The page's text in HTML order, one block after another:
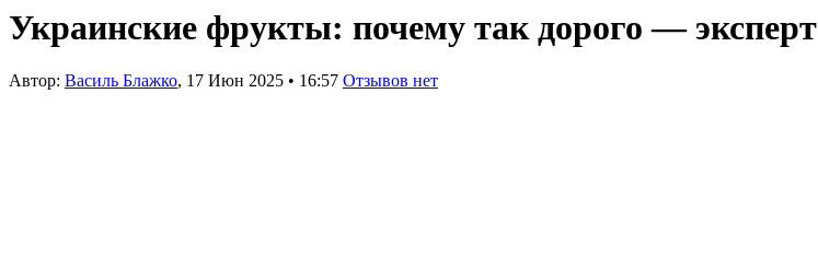
Украинские фрукты: почему так дорого — эксперт
Автор: Василь Блажко, 17 Июн 2025 • 16:57 Отзывов нет